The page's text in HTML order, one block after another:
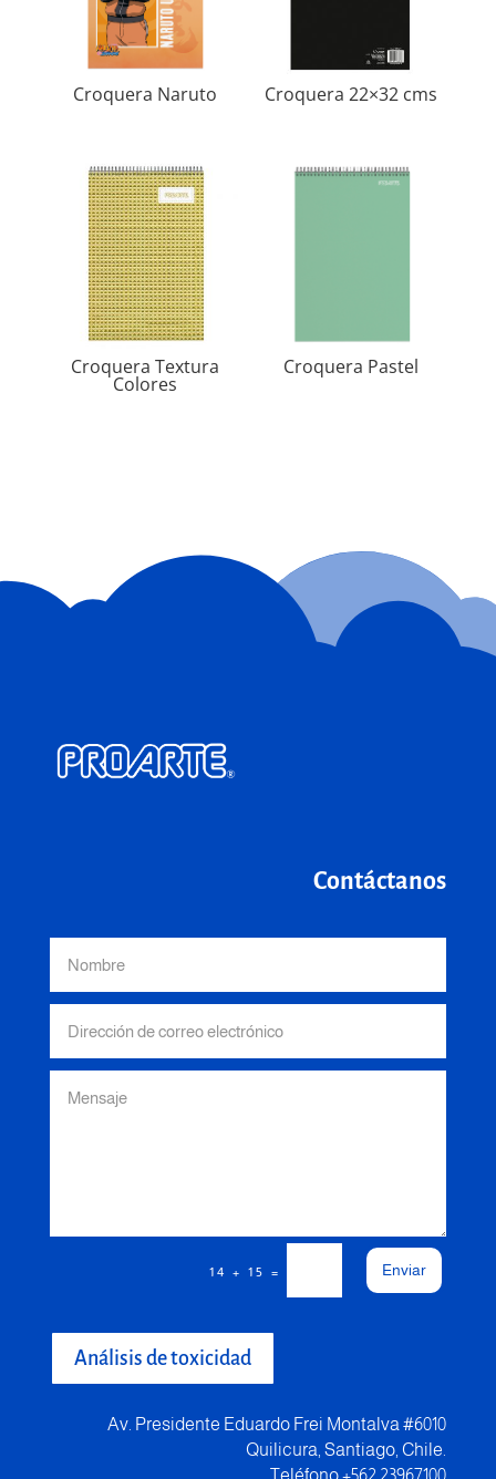
Croquera Naruto Croquera 22×32 cms
Croquera Textura
Colores
Croquera Pastel
Contáctanos
14 + 15 = Enviar
Análisis de toxicidad
Av. Presidente Eduardo Frei Montalva #6010
Quilicura, Santiago, Chile.
Teléfono +562 23967100